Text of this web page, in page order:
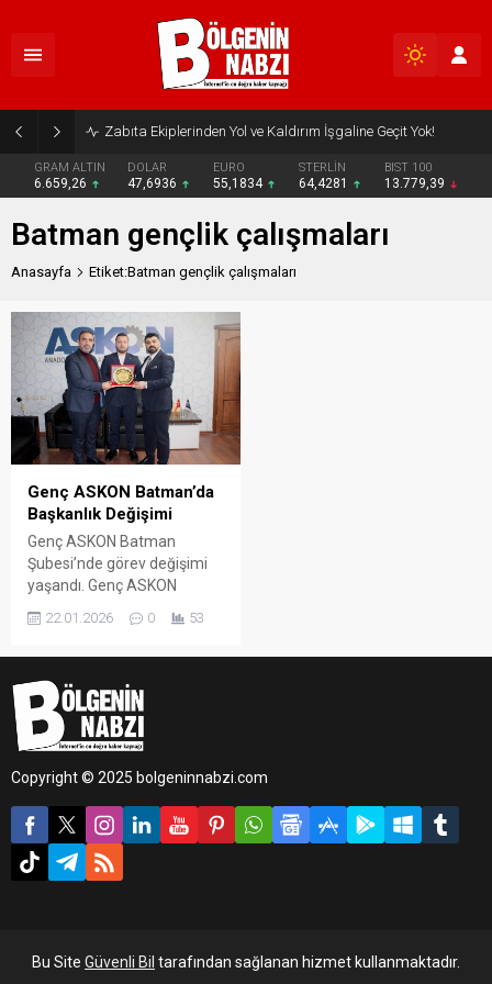
Zabıta Ekiplerinden Yol ve Kaldırım İşgaline Geçit Yok!
GRAM ALTIN
6.659,26
DOLAR
47,6936
EURO
55,1834
STERLİN
64,4281
BIST 100
13.779,39
Batman gençlik çalışmaları
Anasayfa Etiket:Batman gençlik çalışmaları
Genç ASKON Batman’da
Başkanlık Değişimi
Genç ASKON Batman
Şubesi’nde görev değişimi
yaşandı. Genç ASKON
Batman Şubesi 5. Dönem
Başkanı olarak görev yapan
Yardımcılığı ve Teşkilat
Başkanlığı görevine
atanırken, boşalan Batman
Veysi Öztürk getirildi.
22.01.2026 0 53
Copyright © 2025 bolgeninnabzi.com
Bu Site Güvenli Bil tarafından sağlanan hizmet kullanmaktadır.